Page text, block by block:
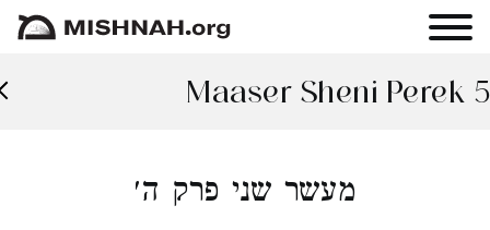
Maaser Sheni Perek 5
מעשר שני פרק ה׳